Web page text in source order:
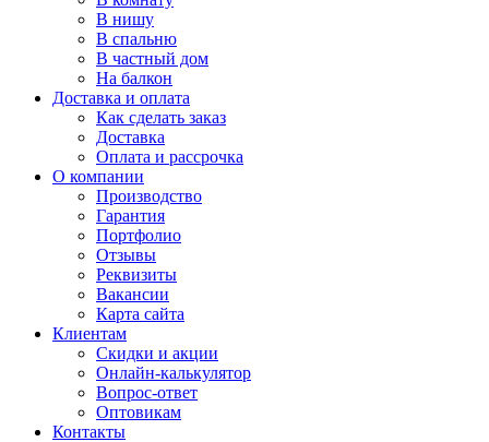
В нишу
В спальню
В частный дом
На балкон
Доставка и оплата
Как сделать заказ
Доставка
Оплата и рассрочка
О компании
Производство
Гарантия
Портфолио
Отзывы
Реквизиты
Вакансии
Карта сайта
Клиентам
Скидки и акции
Онлайн-калькулятор
Вопрос-ответ
Оптовикам
Контакты